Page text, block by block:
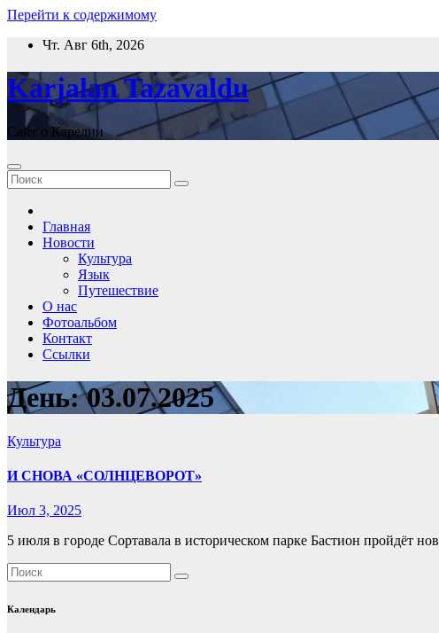
Перейти к содержимому
Чт. Авг 6th, 2026
Karjalan Tazavaldu
Сайт о Карелии
Главная
Новости
Культура
Язык
Путешествие
О нас
Фотоальбом
Контакт
Ссылки
День:03.07.2025
Культура
И СНОВА «СОЛНЦЕВОРОТ»
Июл 3, 2025
5 июля в городе Сортавала в историческом парке Бастион пройдёт
Календарь